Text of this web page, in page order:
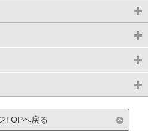
TOPへ戻る